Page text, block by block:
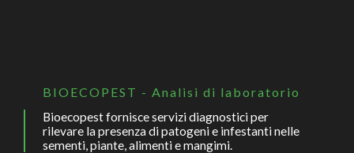
BIOECOPEST - Analisi di laboratorio
Bioecopest fornisce servizi diagnostici per
rilevare la presenza di patogeni e infestanti nelle
sementi, piante, alimenti e mangimi.